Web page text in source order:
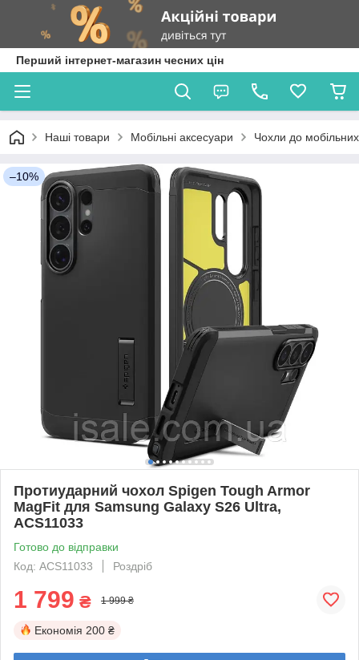
Перший інтернет-магазин чесних цін
Наші товари Мобільні аксесуари Чохли до
–10%
Протиударний чохол Spigen Tough Armor
MagFit для Samsung Galaxy S26 Ultra,
ACS11033
Готово до відправки
Код: ACS11033
Роздріб
1 799 ₴ 1 999 ₴
Економія 200 ₴